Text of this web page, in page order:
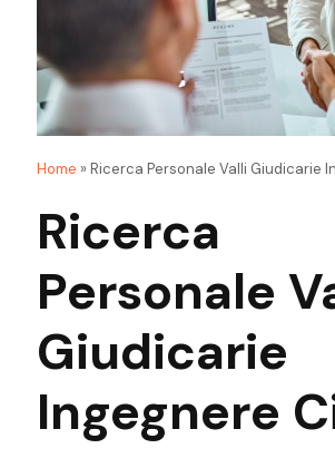
Home »Ricerca Personale Valli Giudicarie
Ricerca
Personale
Giudicarie
Ingegnere